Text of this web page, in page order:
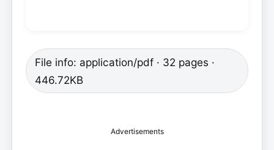
File info: application/pdf · 32 pages ·
446.72KB
Advertisements